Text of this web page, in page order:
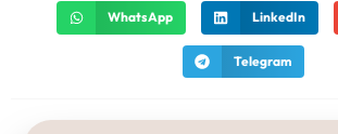
WhatsApp LinkedIn
Telegram